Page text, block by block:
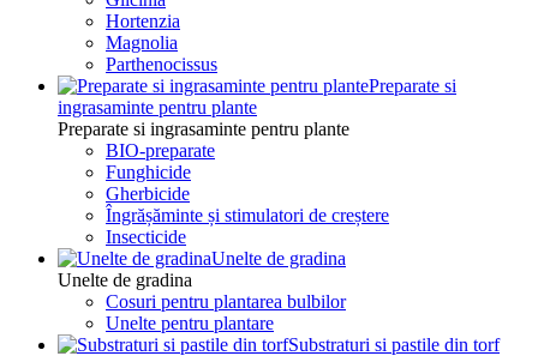
Hortenzia
Magnolia
Parthenocissus
Preparate si
ingrasaminte pentru plante
Preparate si ingrasaminte pentru plante
BIO-preparate
Funghicide
Gherbicide
Îngrășăminte și stimulatori de creștere
Insecticide
Unelte de gradina
Unelte de gradina
Cosuri pentru plantarea bulbilor
Unelte pentru plantare
Substraturi si pastile din torf